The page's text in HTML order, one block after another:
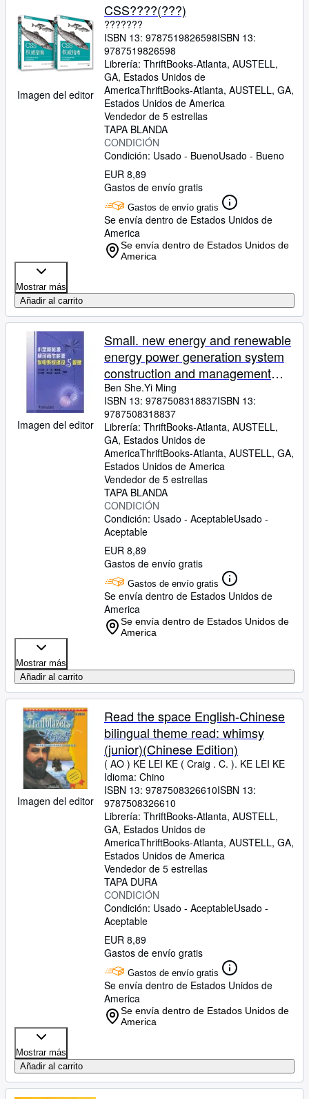
Imagen del editor
CSS????(???)
???????
ISBN 13: 9787519826598ISBN 13:
9787519826598
Librería: ThriftBooks-Atlanta, AUSTELL,
GA, Estados Unidos de
AmericaThriftBooks-Atlanta, AUSTELL, GA,
Estados Unidos de America
Vendedor de 5 estrellas
TAPA BLANDA
CONDICIÓN
Condición: Usado - BuenoUsado - Bueno
EUR 8,89
Gastos de envío gratis
Gastos de envío gratis
Se envía dentro de Estados Unidos de
America
Se envía dentro de Estados Unidos de
America
Mostrar más
Añadir al carrito
Imagen del editor
Small. new energy and renewable
energy power generation system
construction and management
[Paperback]
Ben She.Yi Ming
ISBN 13: 9787508318837ISBN 13:
9787508318837
Librería: ThriftBooks-Atlanta, AUSTELL,
GA, Estados Unidos de
AmericaThriftBooks-Atlanta, AUSTELL, GA,
Estados Unidos de America
Vendedor de 5 estrellas
TAPA BLANDA
CONDICIÓN
Condición: Usado - AceptableUsado -
Aceptable
EUR 8,89
Gastos de envío gratis
Gastos de envío gratis
Se envía dentro de Estados Unidos de
America
Se envía dentro de Estados Unidos de
America
Mostrar más
Añadir al carrito
Imagen del editor
Read the space English-Chinese
bilingual theme read: whimsy
(junior)(Chinese Edition)
( AO ) KE LEI KE ( Craig . C. ). KE LEI KE
Idioma: Chino
ISBN 13: 9787508326610ISBN 13:
9787508326610
Librería: ThriftBooks-Atlanta, AUSTELL,
GA, Estados Unidos de
AmericaThriftBooks-Atlanta, AUSTELL, GA,
Estados Unidos de America
Vendedor de 5 estrellas
TAPA DURA
CONDICIÓN
Condición: Usado - AceptableUsado -
Aceptable
EUR 8,89
Gastos de envío gratis
Gastos de envío gratis
Se envía dentro de Estados Unidos de
America
Se envía dentro de Estados Unidos de
America
Mostrar más
Añadir al carrito